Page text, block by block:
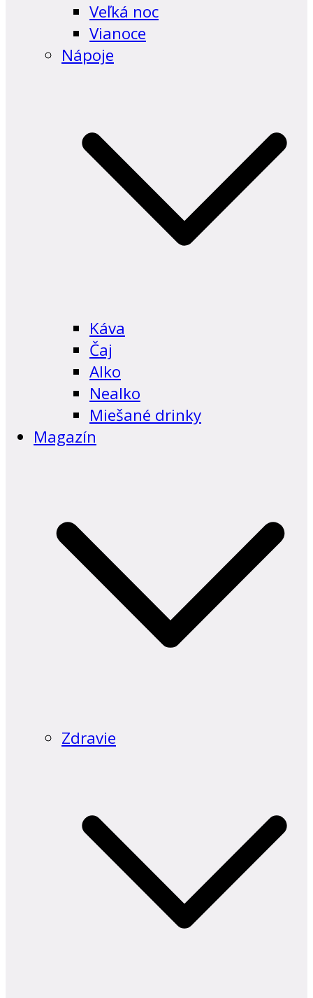
Veľká noc
Vianoce
Nápoje
Káva
Čaj
Alko
Nealko
Miešané drinky
Magazín
Zdravie